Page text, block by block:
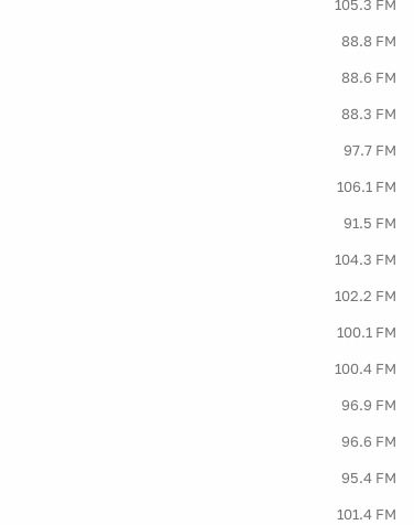
105.3 FM
88.8 FM
88.6 FM
88.3 FM
97.7 FM
106.1 FM
91.5 FM
104.3 FM
102.2 FM
100.1 FM
100.4 FM
96.9 FM
96.6 FM
95.4 FM
101.4 FM